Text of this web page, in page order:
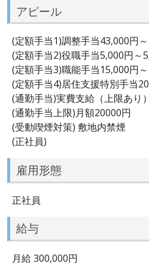
アピール
(定額手当1)調整手当43,000円
(定額手当2)役職手当5,000円～
(定額手当3)職能手当15,000円
(定額手当4)居住支援特別手当
(通勤手当)実費支給（上限あり）
(通勤手当上限)月額20000円
(受動喫煙対策) 敷地内禁煙
(正社員)
雇用形態
正社員
給与
月給 300,000円